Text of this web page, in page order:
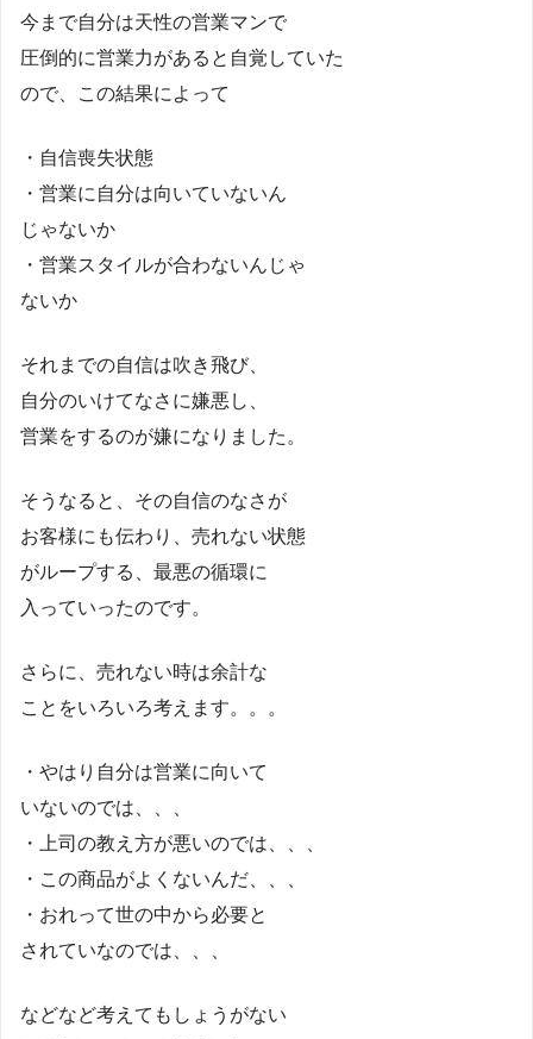
今まで自分は天性の営業マンで
圧倒的に営業力があると自覚していた
ので、この結果によって
・自信喪失状態
・営業に自分は向いていないん
じゃないか
・営業スタイルが合わないんじゃ
ないか
それまでの自信は吹き飛び、
自分のいけてなさに嫌悪し、
営業をするのが嫌になりました。
そうなると、その自信のなさが
お客様にも伝わり、売れない状態
がループする、最悪の循環に
入っていったのです。
さらに、売れない時は余計な
ことをいろいろ考えます。。。
・やはり自分は営業に向いて
いないのでは、、、
・上司の教え方が悪いのでは、、、
・この商品がよくないんだ、、、
・おれって世の中から必要と
されていなのでは、、、
などなど考えてもしょうがない